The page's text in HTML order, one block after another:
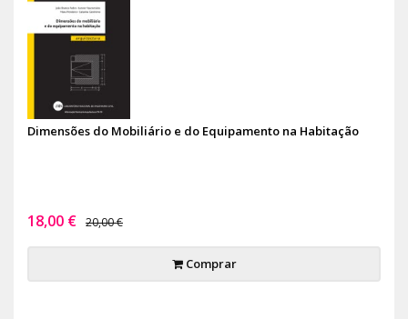
Dimensões do Mobiliário e do Equipamento na Habitação
18,00 € 20,00 €
Comprar